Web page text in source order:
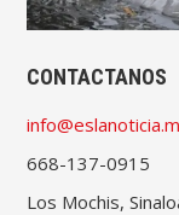
CONTACTANOS
668-137-0915
Los Mochis,